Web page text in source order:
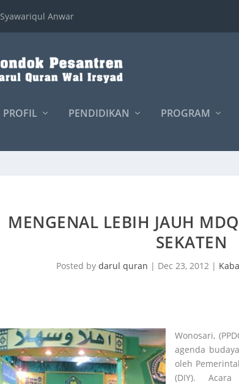
Syawariqul Anwar
PROFIL PENDIDIKAN PROGRAM
MENGENAL LEBIH JAUH
SEKATEN
Posted by darul quran | Dec 23, 2012|
Wonosari,
agenda
oleh
(DIY).